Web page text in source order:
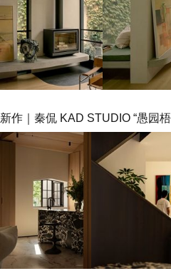
新作｜秦侃 KAD STUDIO “愚园